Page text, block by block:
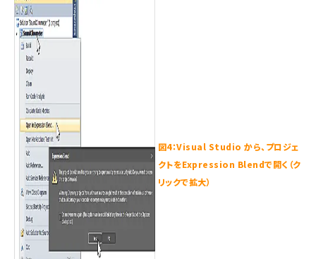
図4：Visual Studio から、プロジェ
クトをExpression Blendで開く（ク
リックで拡大）